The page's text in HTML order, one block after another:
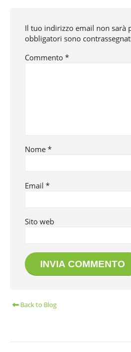
Il tuo indirizzo email non sarà
obbligatori sono
Commento *
Nome *
Email *
Sito web
Back to Blog